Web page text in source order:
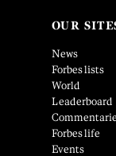
OUR
News
Forbes lists
World
Leaderboard
Forbes life
Events